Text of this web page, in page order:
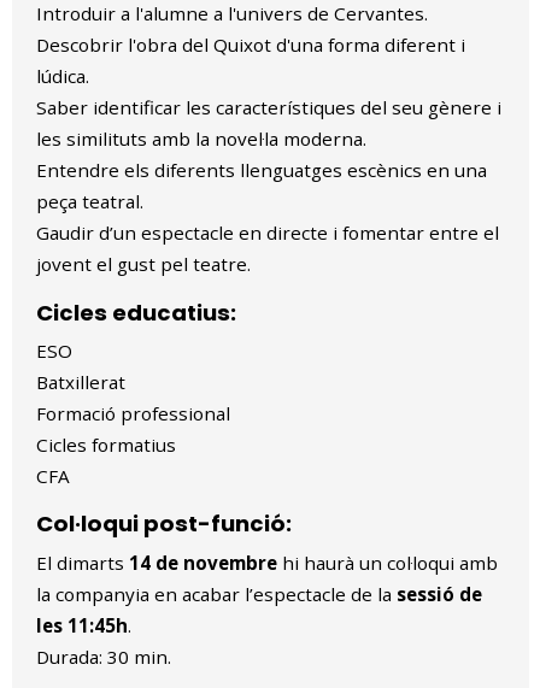
Introduir a l'alumne a l'univers de Cervantes.
Descobrir l'obra del Quixot d'una forma diferent i
lúdica.
Saber identificar les característiques del seu gènere i
les similituts amb la novel·la moderna.
Entendre els diferents llenguatges escènics en una
peça teatral.
Gaudir d’un espectacle en directe i fomentar entre el
jovent el gust pel teatre.
Cicles educatius:
ESO
Batxillerat
Formació professional
Cicles formatius
CFA
Col·loqui post-funció:
El dimarts 14 de novembrehi haurà un col·loqui amb
la companyia en acabar l’espectacle de la sessió de
les 11:45h.
Durada: 30 min.